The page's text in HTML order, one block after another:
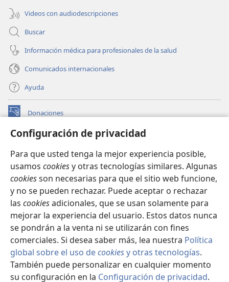
Configuración de privacidad
Para que usted tenga la mejor experiencia posible,
usamos cookiesy otras tecnologías similares. Algunas
cookiesson necesarias para que el sitio web funcione,
y no se pueden rechazar. Puede aceptar o rechazar
las cookiesadicionales, que se usan solamente para
mejorar la experiencia del usuario. Estos datos nunca
se pondrán a la venta ni se utilizarán con fines
comerciales. Si desea saber más, lea nuestra Política
global sobre el uso decookiesy otras tecnologías.
También puede personalizar en cualquier momento
su configuración en la Configuración de privacidad.
Videos con audiodescripciones
Buscar
Información médica para profesionales de la salud
Comunicados internacionales
Ayuda
Donaciones
(abre
nueva BIBLIOTECA EN LÍNEA Watchtower™
una
nueva
ventana)
JW Hub
(abre
una
nueva
ventana)
JW Library
Watchtower Library
Copyright© 2026 Watch Tower Bible and Tract Society of Pennsylvania.
CONDICIONES DE USO| POLÍTICA DE PRIVACIDAD
|